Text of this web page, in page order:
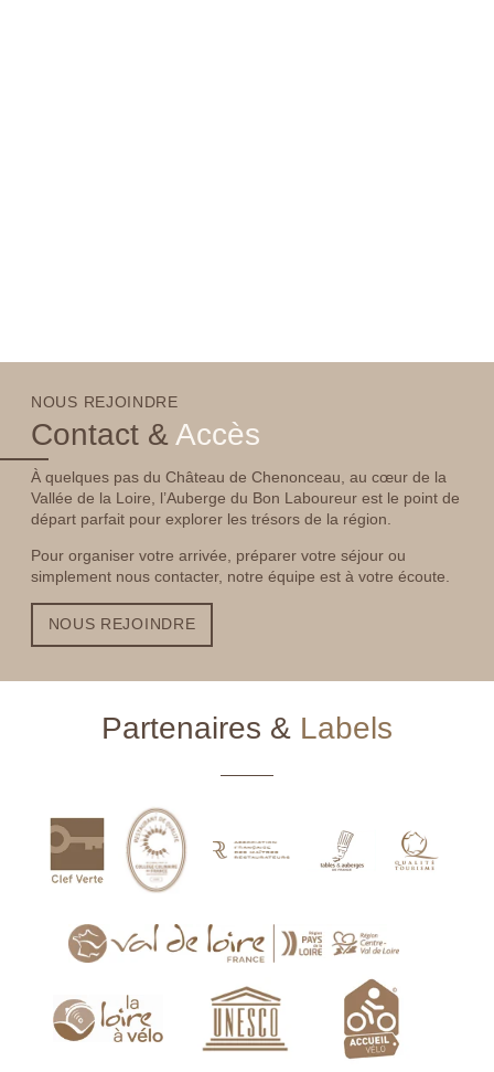
NOUS REJOINDRE
Contact &Accès
À quelques pas du Château de Chenonceau, au cœur de la
Vallée de la Loire, l’Auberge du Bon Laboureur est le point de
départ parfait pour explorer les trésors de la région.
Pour organiser votre arrivée, préparer votre séjour ou
simplement nous contacter, notre équipe est à votre écoute.
NOUS REJOINDRE
Partenaires & Labels